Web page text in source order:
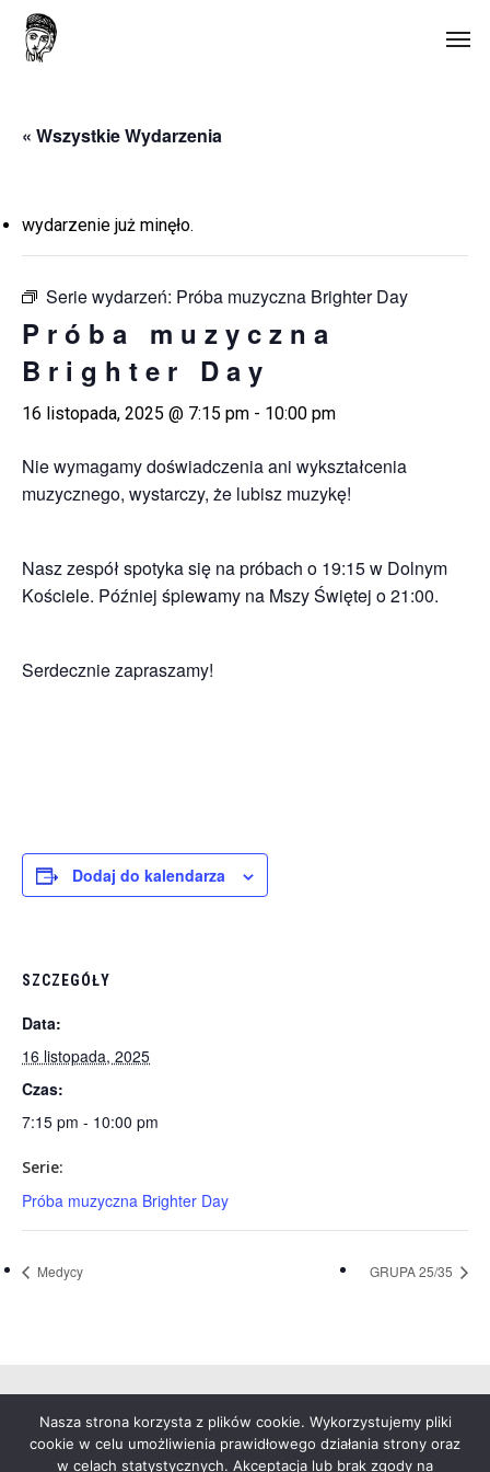
Skip
« Wszystkie Wydarzenia
wydarzenie już minęło.
Serie wydarzeń: Próba muzyczna Brighter Day
Próba muzyczna
Brighter Day
16 listopada, 2025 @ 7:15 pm - 10:00 pm
Nie wymagamy doświadczenia ani wykształcenia
muzycznego, wystarczy, że lubisz muzykę!
Nasz zespół spotyka się na próbach o 19:15 w Dolnym
Kościele. Później śpiewamy na Mszy Świętej o 21:00.
Serdecznie zapraszamy!
Dodaj do kalendarza
SZCZEGÓŁY
Data:
16 listopada, 2025
Czas:
7:15 pm - 10:00 pm
Serie:
Próba muzyczna Brighter Day
Medycy GRUPA 25/35
© 2026 Duszpasterstwo Akademickie Św. Anny.
Warszawa
Nasza strona korzysta z plików cookie. Wykorzystujemy pliki
cookie w celu umożliwienia prawidłowego działania strony oraz
w celach statystycznych. Akceptacja lub brak zgody na